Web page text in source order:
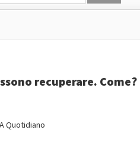
recuperare. Come?
Quotidiano